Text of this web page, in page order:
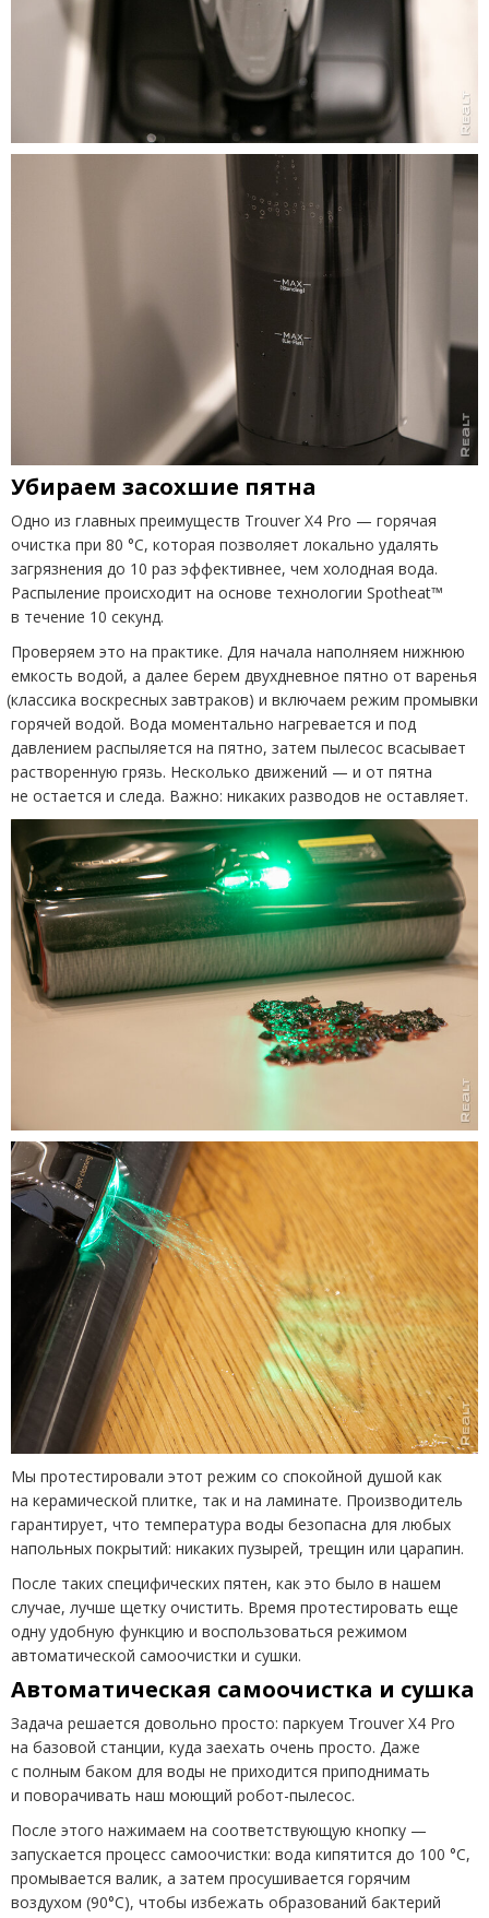
Убираем засохшие пятна
Одно из главных преимуществ Trouver X4 Pro — горячая
очистка при 80 °C, которая позволяет локально удалять
загрязнения до 10 раз эффективнее, чем холодная вода.
Распыление происходит на основе технологии Spotheat™
в течение 10 секунд.
Проверяем это на практике. Для начала наполняем нижнюю
емкость водой, а далее берем двухдневное пятно от варенья
(классика воскресных завтраков) и включаем режим промывки
горячей водой. Вода моментально нагревается и под
давлением распыляется на пятно, затем пылесос всасывает
растворенную грязь. Несколько движений — и от пятна
не остается и следа. Важно: никаких разводов не оставляет.
Мы протестировали этот режим со спокойной душой как
на керамической плитке, так и на ламинате. Производитель
гарантирует, что температура воды безопасна для любых
напольных покрытий: никаких пузырей, трещин или царапин.
После таких специфических пятен, как это было в нашем
случае, лучше щетку очистить. Время протестировать еще
одну удобную функцию и воспользоваться режимом
автоматической самоочистки и сушки.
Автоматическая самоочистка и сушка
Задача решается довольно просто: паркуем Trouver X4 Pro
на базовой станции, куда заехать очень просто. Даже
с полным баком для воды не приходится приподнимать
и поворачивать наш моющий робот-пылесос.
После этого нажимаем на соответствующую кнопку —
запускается процесс самоочистки: вода кипятится до 100 °C,
промывается валик, а затем просушивается горячим
воздухом (90°C), чтобы избежать образований бактерий